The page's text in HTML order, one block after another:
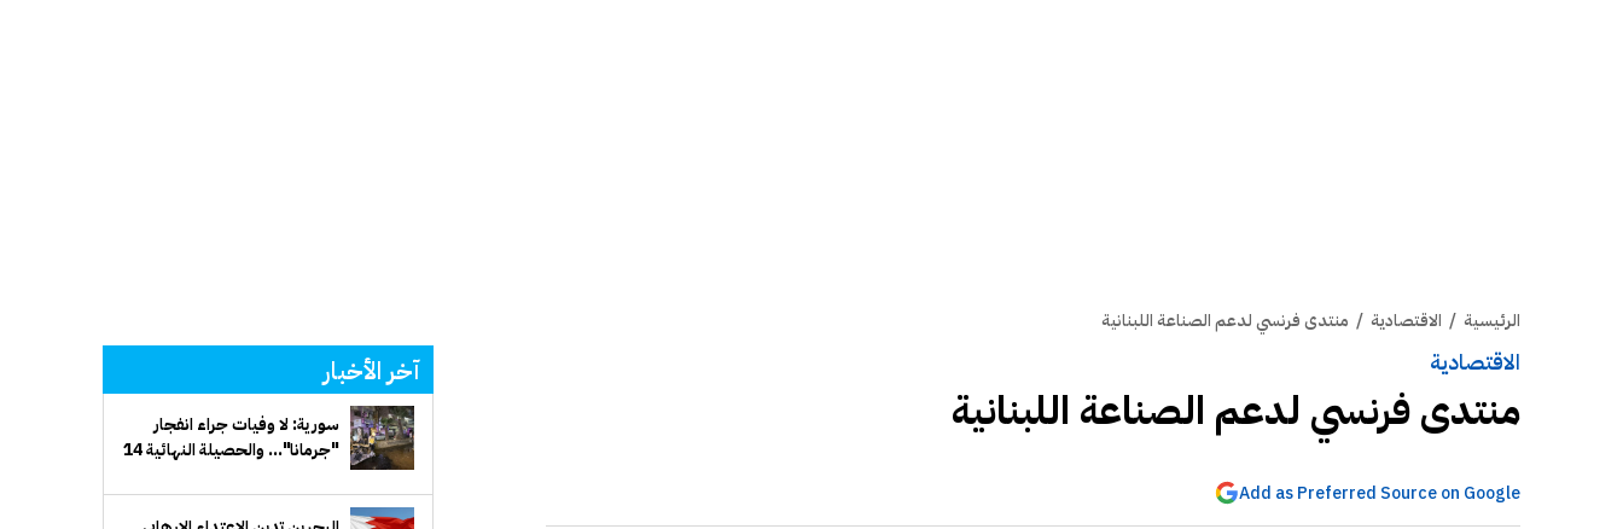
الرئيسية / الاقتصادية / منتدى فرنسي لدعم الصناعة اللبنانية
الاقتصادية
منتدى فرنسي لدعم الصناعة اللبنانية
Add as Preferred Source on Google
آخر الأخبار
سورية: لا وفيات جراء انفجار
"جرمانا"... والحصيلة النهائية 14